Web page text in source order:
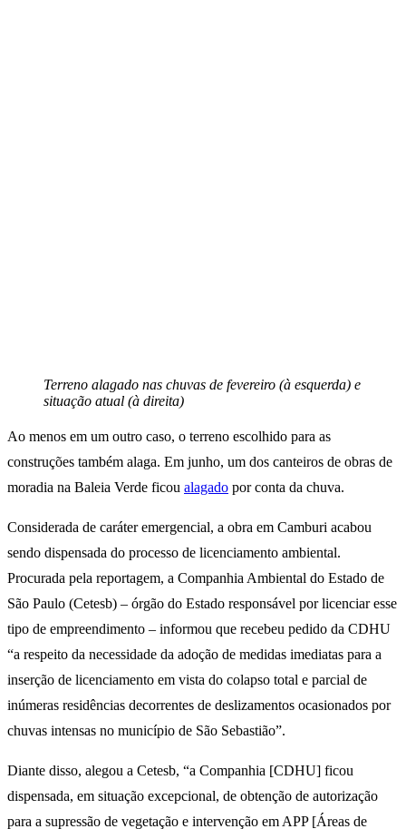
Terreno alagado nas chuvas de fevereiro (à esquerda) e
situação atual (à direita)
Ao menos em um outro caso, o terreno escolhido para as
construções também alaga. Em junho, um dos canteiros de obras de
moradia na Baleia Verde ficou alagado por conta da chuva.
Considerada de caráter emergencial, a obra em Camburi acabou
sendo dispensada do processo de licenciamento ambiental.
Procurada pela reportagem, a Companhia Ambiental do Estado de
São Paulo (Cetesb) – órgão do Estado responsável por licenciar esse
tipo de empreendimento – informou que recebeu pedido da CDHU
“a respeito da necessidade da adoção de medidas imediatas para a
inserção de licenciamento em vista do colapso total e parcial de
inúmeras residências decorrentes de deslizamentos ocasionados por
chuvas intensas no município de São Sebastião”.
Diante disso, alegou a Cetesb, “a Companhia [CDHU] ficou
dispensada, em situação excepcional, de obtenção de autorização
para a supressão de vegetação e intervenção em APP [Áreas de